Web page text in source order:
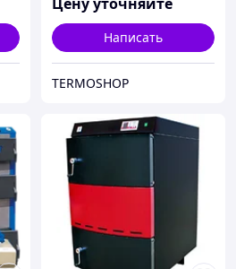
Написать
TERMOSHOP